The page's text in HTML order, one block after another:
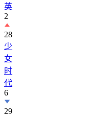
英
2
28
少
女
时
代
6
29